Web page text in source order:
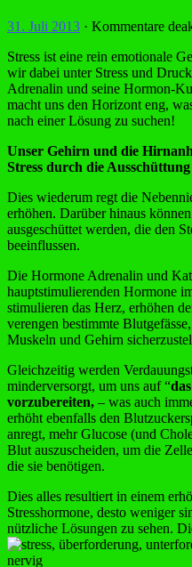
31. Juli 2013 · Kommentare
Stress ist eine rein emotionale
wir dabei unter Stress und
Adrenalin und seine Hormon-
macht uns den Horizont eng,
nach einer Lösung zu suchen!
Unser Gehirn und die
Stress durch die
Dies wiederum regt die
erhöhen. Darüber hinaus
ausgeschüttet werden, die den
beeinflussen.
Die Hormone Adrenalin und
hauptstimulierenden Hormone
stimulieren das Herz, erhöhen
verengen bestimmte
Muskeln und Gehirn
Gleichzeitig werden
minderversorgt, um uns auf “
vorzubereiten, – was auch
erhöht ebenfalls den
anregt, mehr Glucose (und
Blut auszuscheiden, um die
die sie benötigen.
Dies alles resultiert in einem
Stresshormone, desto weniger
nützliche Lösungen zu sehen.